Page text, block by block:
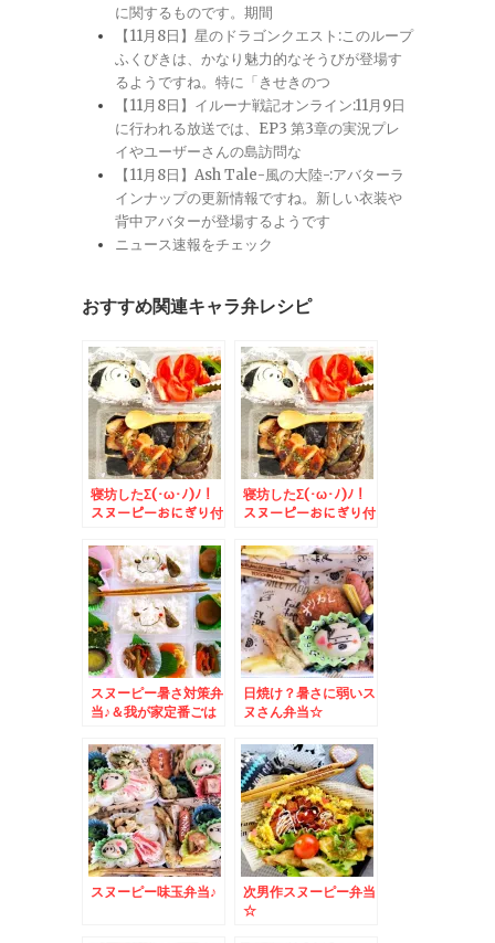
に関するものです。期間
【11月8日】星のドラゴンクエスト:このループ
ふくびきは、かなり魅力的なそうびが登場す
るようですね。特に「きせきのつ
【11月8日】イルーナ戦記オンライン:11月9日
に行われる放送では、EP3 第3章の実況プレ
イやユーザーさんの島訪問な
【11月8日】Ash Tale-風の大陸-:アバターラ
インナップの更新情報ですね。新しい衣装や
背中アバターが登場するようです
ニュース速報をチェック
おすすめ関連キャラ弁レシピ
寝坊したΣ(･ω･ﾉ)ﾉ！
スヌーピーおにぎり付
寝坊したΣ(･ω･ﾉ)ﾉ！
スヌーピーおにぎり付
スヌーピー暑さ対策弁
当♪＆我が家定番ごは
け♪
日焼け？暑さに弱いス
ヌさん弁当☆
スヌーピー味玉弁当♪
次男作スヌーピー弁当
☆